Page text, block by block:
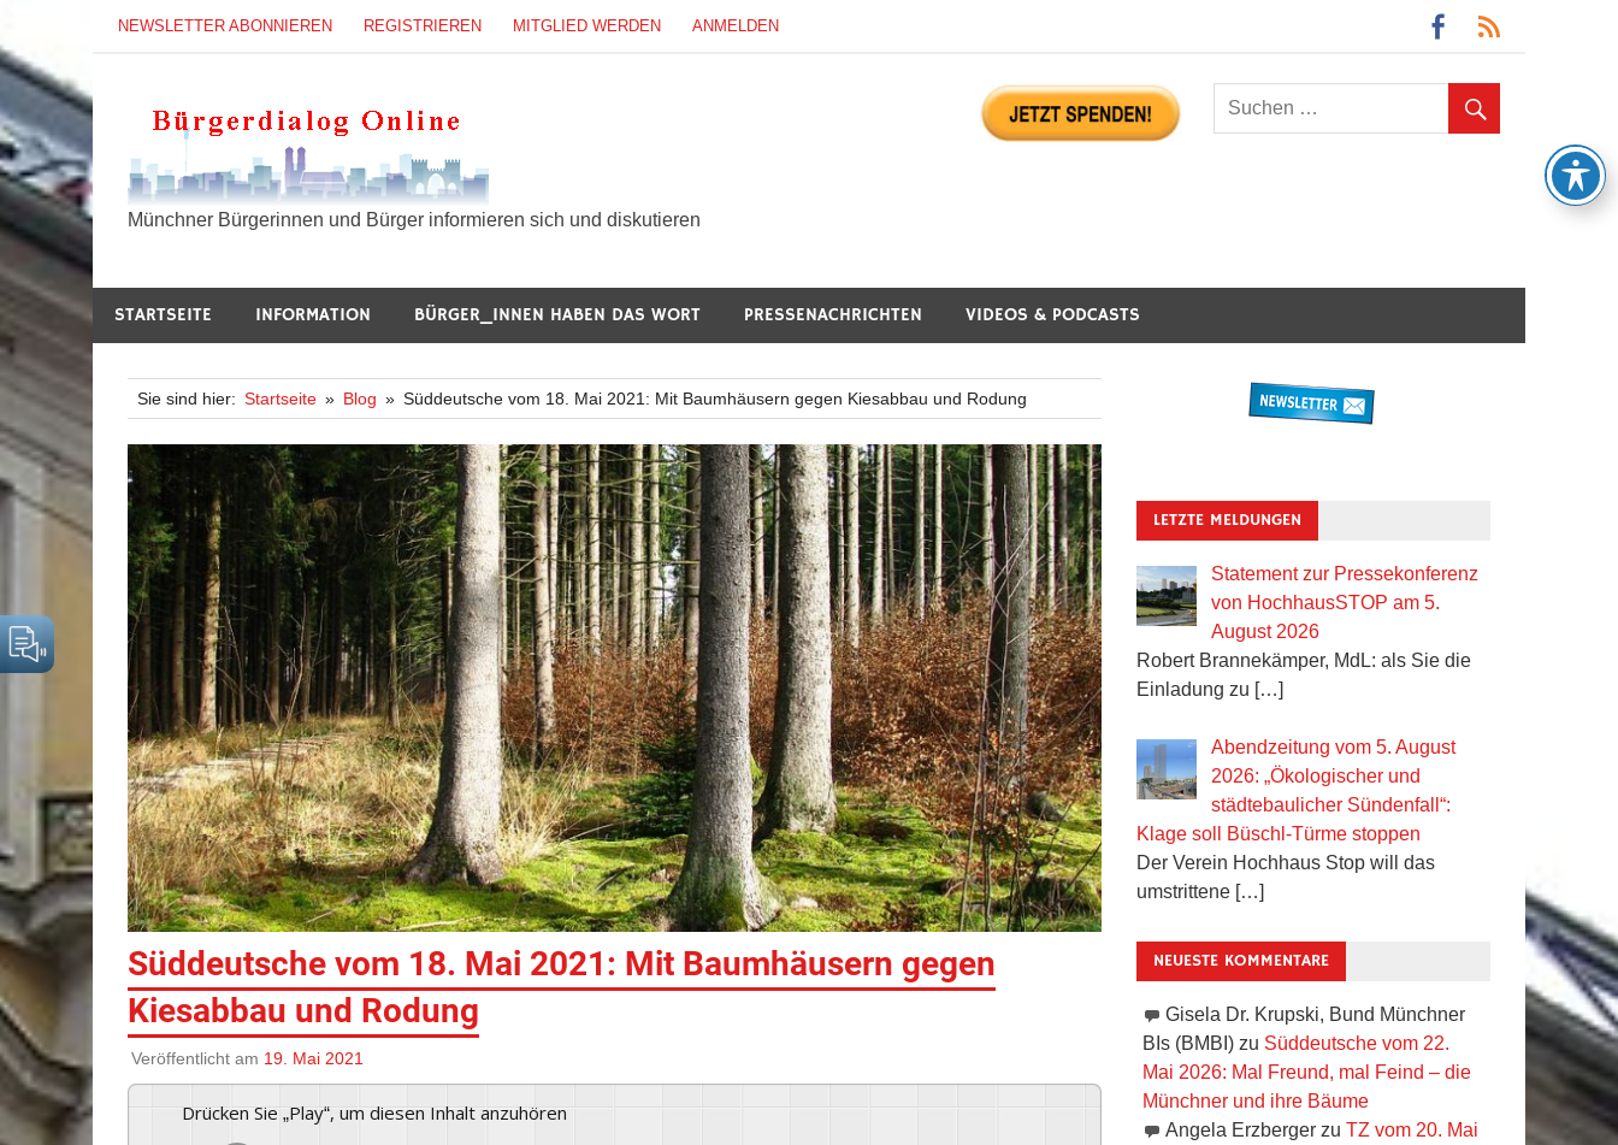
NEWSLETTER ABONNIEREN REGISTRIEREN MITGLIED WERDEN ANMELDEN
Münchner Bürgerinnen und Bürger informieren sich und diskutieren
STARTSEITE INFORMATION BÜRGER_INNEN HABEN DAS WORT PRESSENACHRICHTEN VIDEOS & PODCASTS
Sie sind hier: Startseite Blog Süddeutsche vom 18. Mai 2021: Mit Baumhäusern gegen Kiesabbau und Rodung
Süddeutsche vom 18. Mai 2021: Mit Baumhäusern gegen
Kiesabbau und Rodung
Veröffentlicht am 19. Mai 2021
Drücken Sie „Play“, um diesen Inhalt anzuhören
LETZTE MELDUNGEN
Statement zur Pressekonferenz
von HochhausSTOP am 5.
August 2026
Robert Brannekämper, MdL: als Sie die
Einladung zu […]
Abendzeitung vom 5. August
2026: „Ökologischer und
städtebaulicher Sündenfall“:
Klage soll Büschl-Türme stoppen
Der Verein Hochhaus Stop will das
umstrittene […]
NEUESTE KOMMENTARE
Gisela Dr. Krupski, Bund Münchner
BIs (BMBI)zu Süddeutsche vom 22.
Mai 2026: Mal Freund, mal Feind – die
Münchner und ihre Bäume
Angela Erzbergerzu TZ vom 20. Mai